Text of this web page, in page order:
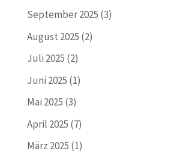
September 2025 (3)
August 2025 (2)
Juli 2025 (2)
Juni 2025 (1)
Mai 2025 (3)
April 2025 (7)
März 2025 (1)